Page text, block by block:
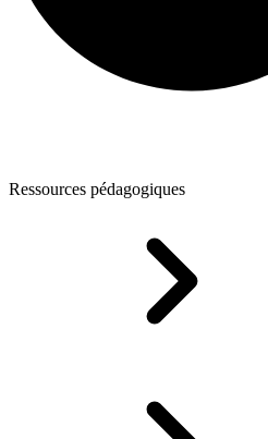
Ressources pédagogiques